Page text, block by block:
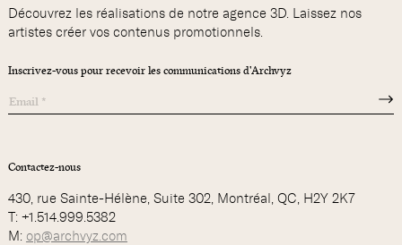
Découvrez les réalisations de notre agence 3D. Laissez nos
artistes créer vos contenus promotionnels.
Inscrivez-vous pour recevoir les communications d'Archvyz
Contactez-nous
430, rue Sainte-Hélène, Suite 302, Montréal, QC, H2Y 2K7
T: +1.514.999.5382
M: op@archvyz.com